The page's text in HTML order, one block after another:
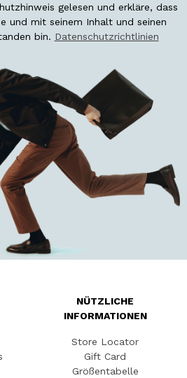
gelesen und erkläre, dass
und mit seinem Inhalt und seinen
bin. Datenschutzrichtlinien
NÜTZLICHE
INFORMATIONEN
Store Locator
Gift Card
Größentabelle